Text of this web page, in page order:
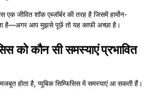
एक जीवित शॉक एब्जॉर्बर की तरह है जिसमें हार्मोन-
है—अगर आप मुझसे पूछें तो यह काफी अच्छा है।
को कौन सी समस्याएं प्रभावित
मजबूत होता है, प्यूबिक सिम्फिसिस में समस्याएं आ सकती हैं।